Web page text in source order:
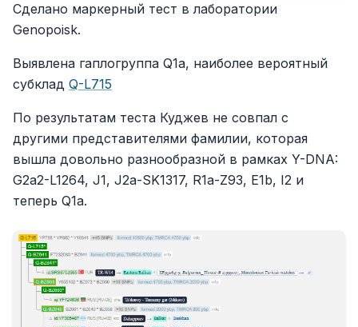
Сделано маркерный тест в лаборатории
Genopoisk.
Выявлена гаплогруппа Q1a, наиболее вероятный
субклад Q-L715
По результатам теста Куджев не совпал с
другими представителями фамилии, которая
вышла довольно разнообразной в рамках Y-DNA:
G2a2-L1264, J1, J2a-SK1317, R1a-Z93, E1b, I2 и
теперь Q1a.